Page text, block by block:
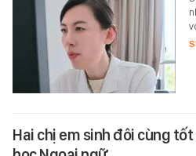
Hai chị em sinh đôi cùng